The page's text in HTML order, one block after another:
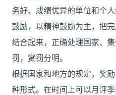
务好、成绩优异的单位和个
鼓励，以精神鼓励为主，把
结合起来，正确处理国家、
罚，赏罚分明。
根据国家和地方的规定，奖
种形式。在时间上可以月评